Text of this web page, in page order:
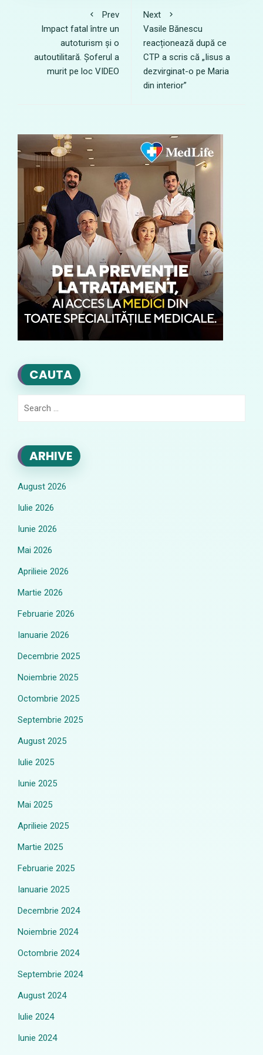
Prev
Impact fatal între un
autoturism și o
autoutilitară. Șoferul a
murit pe loc VIDEO
Next
Vasile Bănescu
reacționează după ce
CTP a scris că „Iisus a
dezvirginat-o pe Maria
din interior”
CAUTA
ARHIVE
August 2026
Iulie 2026
Iunie 2026
Mai 2026
Aprilieie 2026
Martie 2026
Februarie 2026
Ianuarie 2026
Decembrie 2025
Noiembrie 2025
Octombrie 2025
Septembrie 2025
August 2025
Iulie 2025
Iunie 2025
Mai 2025
Aprilieie 2025
Martie 2025
Februarie 2025
Ianuarie 2025
Decembrie 2024
Noiembrie 2024
Octombrie 2024
Septembrie 2024
August 2024
Iulie 2024
Iunie 2024